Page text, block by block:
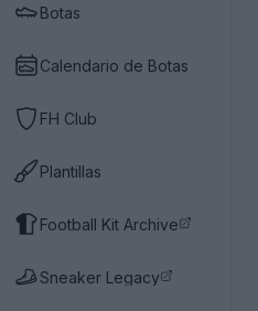
Botas
Calendario de Botas
FH Club
Plantillas
Football Kit Archive
Sneaker Legacy